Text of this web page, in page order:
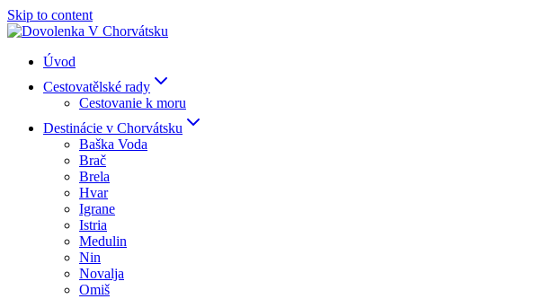
Skip to content
Úvod
Cestovatělské rady
Cestovanie k moru
Destinácie v Chorvátsku
Baška Voda
Brač
Brela
Hvar
Igrane
Istria
Medulin
Nin
Novalja
Omiš